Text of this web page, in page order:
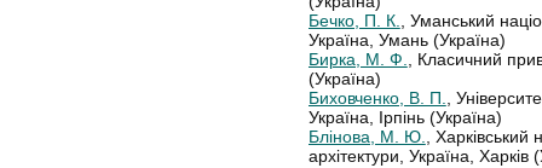
Бечко, П. К., Уманський
Україна, Умань (Україна)
Бирка, М. Ф., Класичний
(Україна)
Биховченко, В. П.,
Україна, Ірпінь (Україна)
Блінова, М. Ю., Харківський
архітектури, Україна, Харків